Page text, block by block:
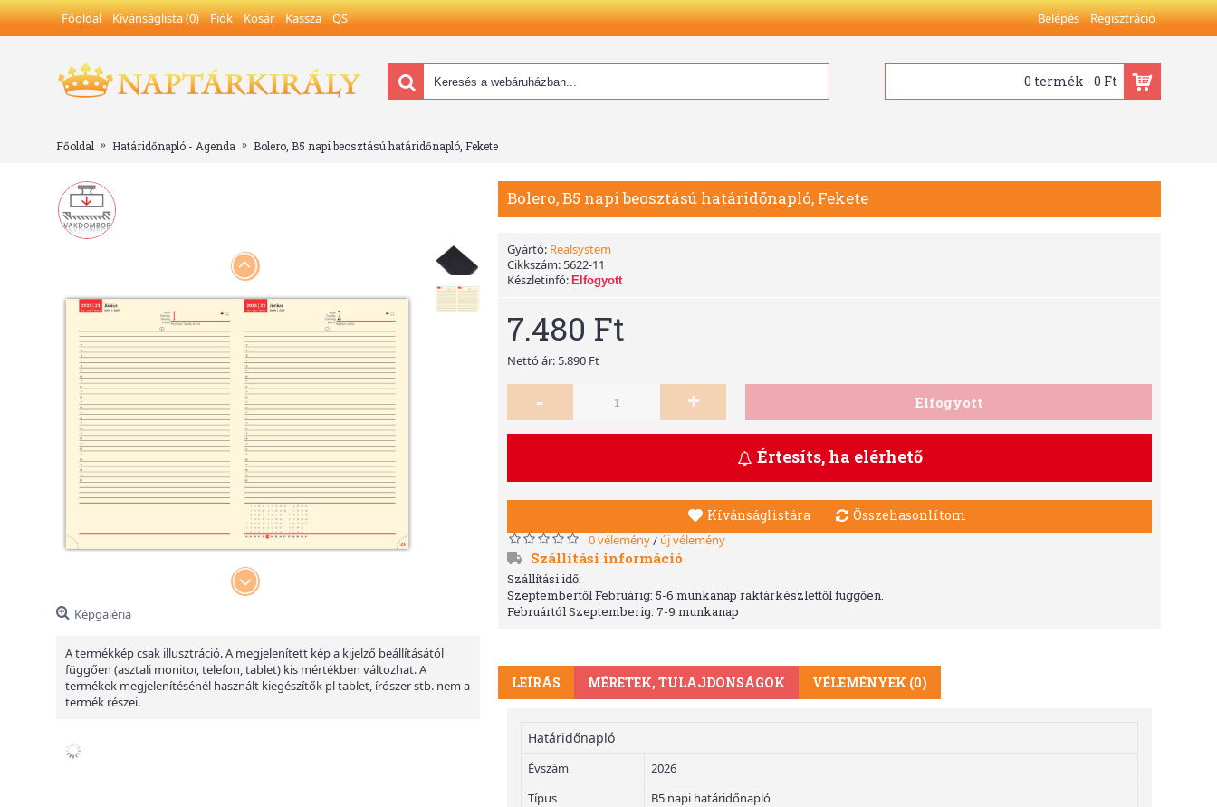
Főoldal Kívánságlista (0) Fiók Kosár Kassza QS Belépés Regisztráció
0 termék - 0 Ft
Főoldal Határidőnapló - Agenda Bolero, B5 napi beosztású határidőnapló, Fekete
Képgaléria
A termékkép csak illusztráció. A megjelenített kép a kijelző beállításától
függően (asztali monitor, telefon, tablet) kis mértékben változhat. A
termékek megjelenítésénél használt kiegészítők pl tablet, írószer stb. nem a
termék részei.
Bolero, B5 napi beosztású határidőnapló, Fekete
Gyártó: Realsystem
Cikkszám: 5622-11
Készletinfó: Elfogyott
7.480 Ft
Nettó ár: 5.890 Ft
- + Elfogyott
Értesíts, ha elérhető
Kívánságlistára Összehasonlítom
0 vélemény/ új vélemény
Szállítási információ
Szállítási idő:
Szeptembertől Februárig: 5-6 munkanap raktárkészlettől függően.
Februártól Szeptemberig: 7-9 munkanap
LEÍRÁS MÉRETEK, TULAJDONSÁGOK VÉLEMÉNYEK (0)
Határidőnapló
Évszám
2026
Típus
B5 napi határidőnapló